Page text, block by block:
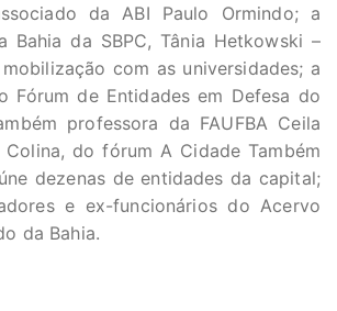
da ABI Paulo Ormindo; a
Bahia da SBPC, Tânia Hetkowski –
com as universidades; a
Fórum de Entidades em Defesa do
professora da FAUFBA Ceila
Colina, do fórum A Cidade Também
dezenas de entidades da capital;
e ex-funcionários do Acervo
da Bahia.